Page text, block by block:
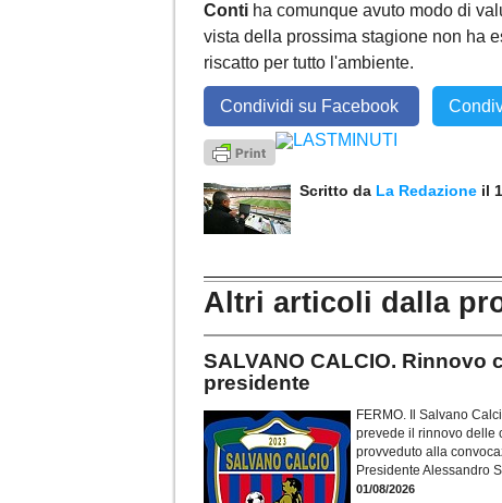
Conti ha comunque avuto modo di
vista della prossima stagione non ha
riscatto per tutto l'ambiente.
Condividi su Facebook
Scritto da La Redazione il
Altri articoli dalla
SALVANO CALCIO.
presidente
FERMO. Il Salvano
prevede il rinnovo delle
provveduto alla
Presidente Alessandro
01/08/2026